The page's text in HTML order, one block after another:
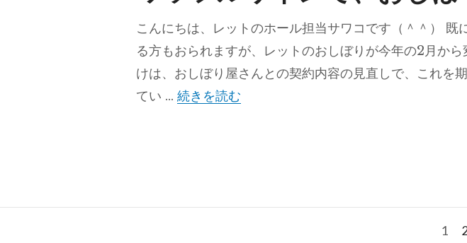
こんにちは、レットのホール担当サワコです（＾＾） 既
る方もおられますが、レットのおしぼりが今年の2月か
けは、おしぼり屋さんとの契約内容の見直しで、これを
てい … 続きを読む
固
1